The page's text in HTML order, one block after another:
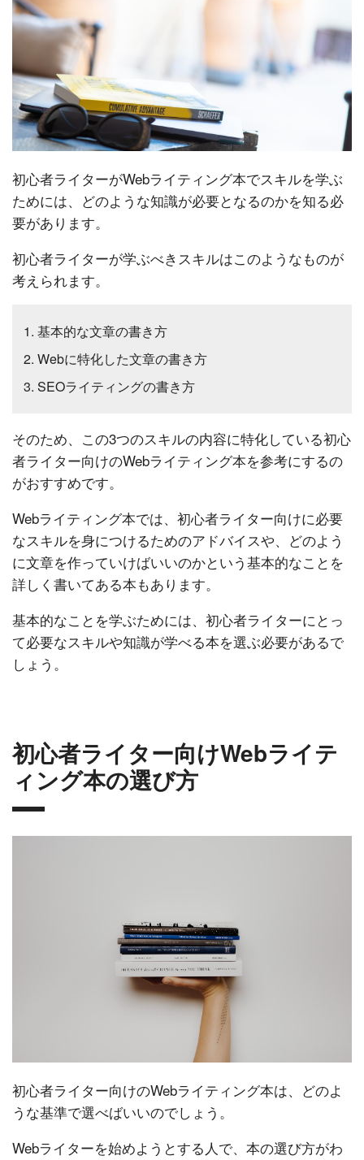
初心者ライターがWebライティング本でスキルを学ぶ
ためには、どのような知識が必要となるのかを知る必
要があります。
初心者ライターが学ぶべきスキルはこのようなものが
考えられます。
基本的な文章の書き方
Webに特化した文章の書き方
SEOライティングの書き方
そのため、この3つのスキルの内容に特化している初心
者ライター向けのWebライティング本を参考にするの
がおすすめです。
Webライティング本では、初心者ライター向けに必要
なスキルを身につけるためのアドバイスや、どのよう
に文章を作っていけばいいのかという基本的なことを
詳しく書いてある本もあります。
基本的なことを学ぶためには、初心者ライターにとっ
て必要なスキルや知識が学べる本を選ぶ必要があるで
しょう。
初心者ライター向けWebライテ
ィング本の選び方
初心者ライター向けのWebライティング本は、どのよ
うな基準で選べばいいのでしょう。
Webライターを始めようとする人で、本の選び方がわ